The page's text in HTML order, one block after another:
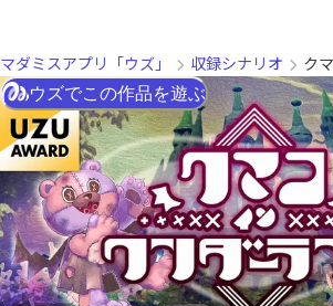
マダミスアプリ「ウズ」 収録シナリオ ク
ウズでこの作品を遊ぶ